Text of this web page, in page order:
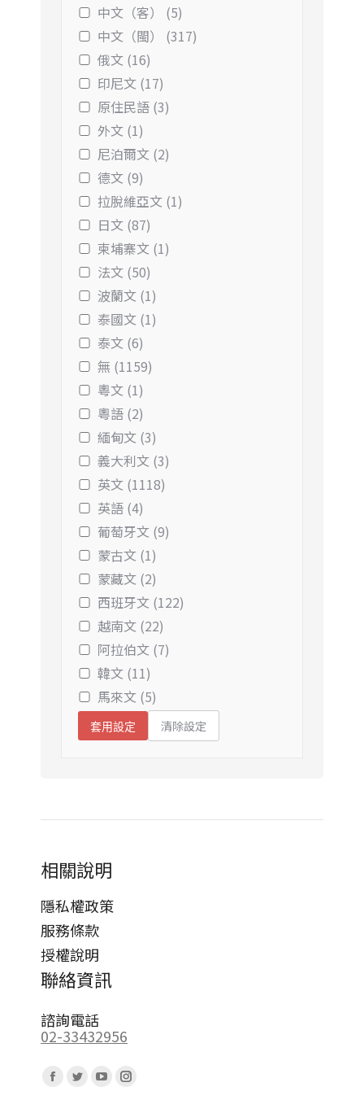
中文（客） (5)
中文（閩） (317)
俄文 (16)
印尼文 (17)
原住民語 (3)
外文 (1)
尼泊爾文 (2)
德文 (9)
拉脫維亞文 (1)
日文 (87)
柬埔寨文 (1)
法文 (50)
波蘭文 (1)
泰國文 (1)
泰文 (6)
無 (1159)
粵文 (1)
粵語 (2)
緬甸文 (3)
義大利文 (3)
英文 (1118)
英語 (4)
葡萄牙文 (9)
蒙古文 (1)
蒙藏文 (2)
西班牙文 (122)
越南文 (22)
阿拉伯文 (7)
韓文 (11)
馬來文 (5)
套用設定 清除設定
相關說明
隱私權政策
服務條款
授權說明
聯絡資訊
諮詢電話
02-33432956
Facebook
TwitterYouTubeInstagram